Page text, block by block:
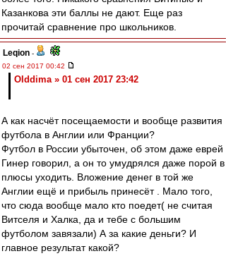
Казанкова эти баллы не дают. Еще раз
прочитай сравнение про школьников.
Leqion -
02 сен 2017 00:42
Olddima » 01 сен 2017 23:42
А как насчёт посещаемости и вообще развития
футбола в Англии или Франции?
Футбол в России убыточен, об этом даже еврей
Гинер говорил, а он то умудрялся даже порой в
плюсы уходить. Вложение денег в той же
Англии ещё и прибыль принесёт . Мало того,
что сюда вообще мало кто поедет( не считая
Витселя и Халка, да и тебе с большим
футболом завязали) А за какие деньги? И
главное результат какой?